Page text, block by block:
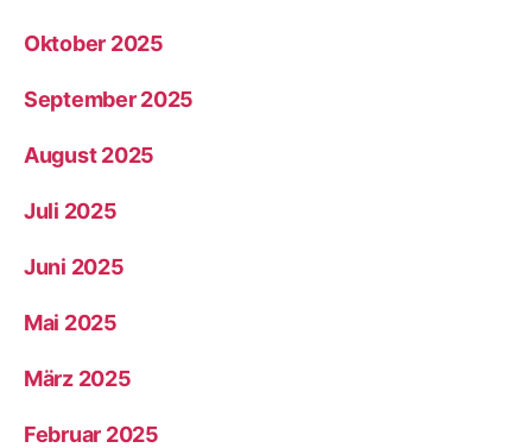
Oktober 2025
September 2025
August 2025
Juli 2025
Juni 2025
Mai 2025
März 2025
Februar 2025